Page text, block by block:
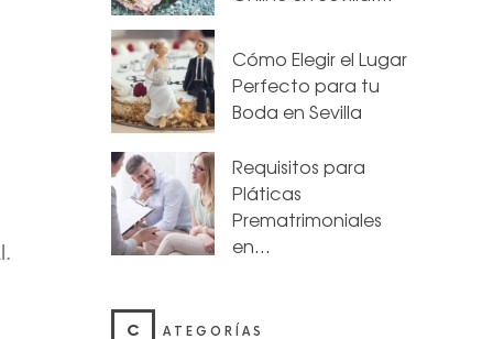
Cómo Elegir el Lugar
Perfecto para tu
Boda en Sevilla
Requisitos para
Pláticas
Prematrimoniales
en…
C ATEGORÍAS